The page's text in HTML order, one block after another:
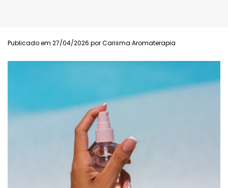
Publicado em 27/04/2026 por Carisma Aromaterapia